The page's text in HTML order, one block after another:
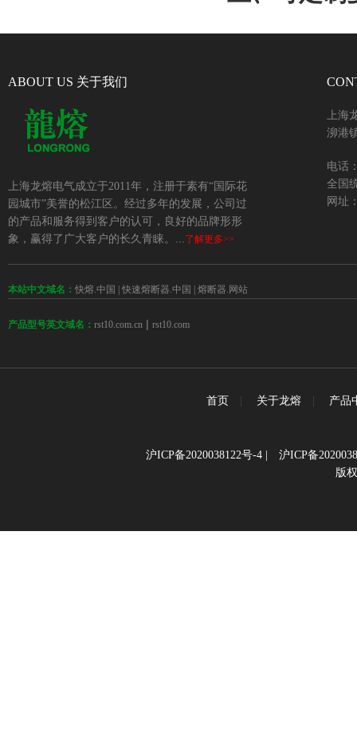
ABOUT US 关于我们
上海龙熔电气成立于2011年，注册于素有“国际花
园城市”美誉的松江区。经过多年的发展，公司过
的产品和服务得到客户的认可，良好的品牌形形
象，赢得了广大客户的长久青睐。...了解更多>>
上海
泖港
电话
全国
网址
本站中文域名： 快熔.中国 快速熔断器.中国 熔断器.网站
产品型号英文域名： rst10.com.cn | rst10.com
首页 关于龙熔 产品
沪ICP备2020038122号-4| 沪ICP备
版